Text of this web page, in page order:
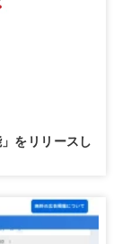
をリリースし